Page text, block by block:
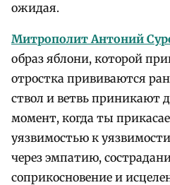
ожидая.
Митрополит Антоний
образ яблони, которой
отростка прививаются
ствол и ветвь приникают
момент, когда ты
уязвимостью к уязвимости
через эмпатию,
соприкосновение и